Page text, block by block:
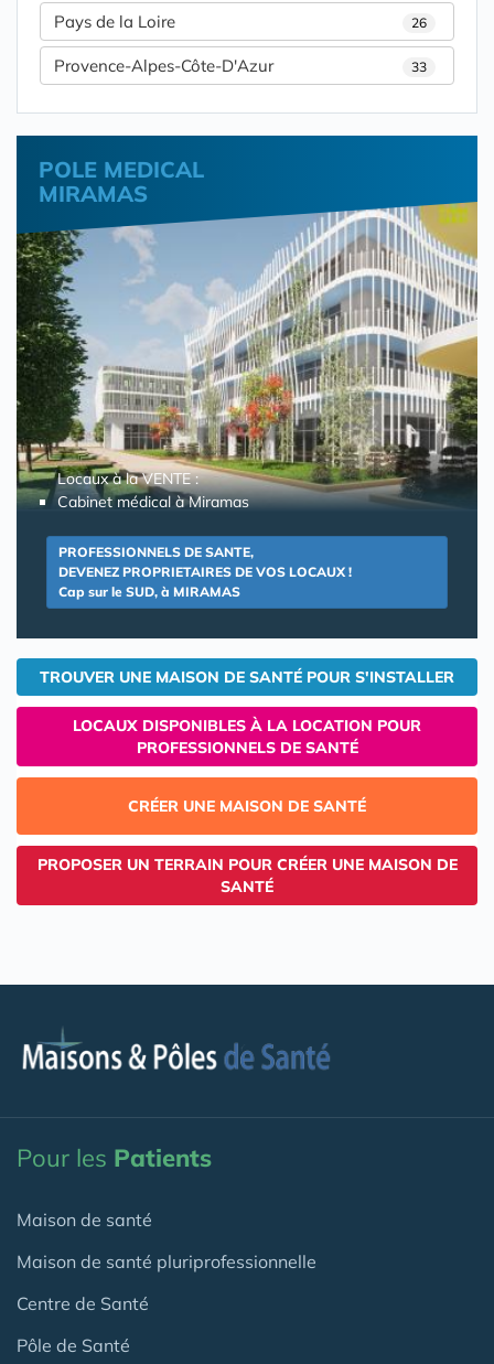
Pays de la Loire 26
Provence-Alpes-Côte-D'Azur 33
POLE MEDICAL
MIRAMAS
Locaux à la VENTE :
Cabinet médical à Miramas
PROFESSIONNELS DE SANTE,
DEVENEZ PROPRIETAIRES DE VOS LOCAUX !
Cap sur le SUD, à MIRAMAS
TROUVER UNE MAISON DE SANTÉ POUR S'INSTALLER
LOCAUX DISPONIBLES À LA LOCATION POUR
PROFESSIONNELS DE SANTÉ
CRÉER UNE MAISON DE SANTÉ
PROPOSER UN TERRAIN POUR CRÉER UNE MAISON DE
SANTÉ
Pour les Patients
Maison de santé
Maison de santé pluriprofessionnelle
Centre de Santé
Pôle de Santé